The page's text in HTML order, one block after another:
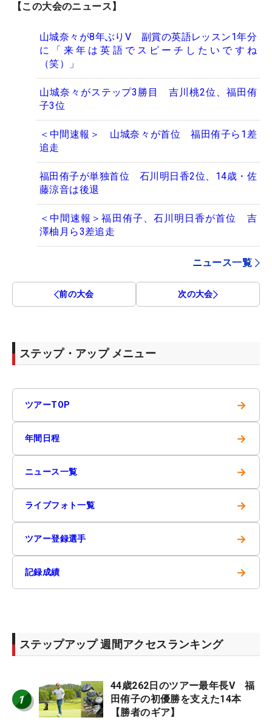
【この大会のニュース】
山城奈々が8年ぶりV 副賞の英語レッスン1年分
に「来年は英語でスピーチしたいですね
（笑）」
山城奈々がステップ3勝目 吉川桃2位、福田侑
子3位
＜中間速報＞ 山城奈々が首位 福田侑子ら1差
追走
福田侑子が単独首位 石川明日香2位、14歳・佐
藤涼音は後退
＜中間速報＞福田侑子、石川明日香が首位 吉
澤柚月ら3差追走
ニュース一覧
前の大会 次の大会
ステップ・アップ メニュー
ツアーTOP →
年間日程 →
ニュース一覧 →
ライブフォト一覧 →
ツアー登録選手 →
記録成績 →
ステップアップ 週間アクセスランキング
1
44歳262日のツアー最年長V 福
田侑子の初優勝を支えた14本
【勝者のギア】